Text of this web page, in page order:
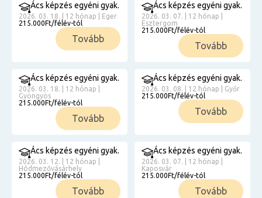
Ács képzés egyéni gyak.
2026. 03. 18. | 12 hónap | Eger
215.000Ft/félév-tól
Tovább
Ács képzés egyéni gyak.
2026. 03. 07. | 12 hónap |
Esztergom
215.000Ft/félév-tól
Tovább
Ács képzés egyéni gyak.
2026. 03. 18. | 12 hónap |
Gyöngyös
215.000Ft/félév-tól
Tovább
Ács képzés egyéni gyak.
2026. 03. 08. | 12 hónap | Győr
215.000Ft/félév-tól
Tovább
Ács képzés egyéni gyak.
2026. 03. 12. | 12 hónap |
Hódmezővásárhely
215.000Ft/félév-tól
Tovább
Ács képzés egyéni gyak.
2026. 03. 07. | 12 hónap |
Kaposvár
215.000Ft/félév-tól
Tovább